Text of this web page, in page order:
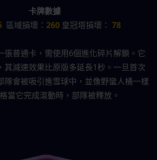
卡牌數據
區域損壞： 260 皇冠塔損壞： 78
張普通卡，需使用6個進化碎片解鎖。它
其減速效果比原版多延長1秒。一旦首次
隊會被吸引進雪球中，並像野蠻人桶一樣
當它完成滾動時，部隊被釋放。